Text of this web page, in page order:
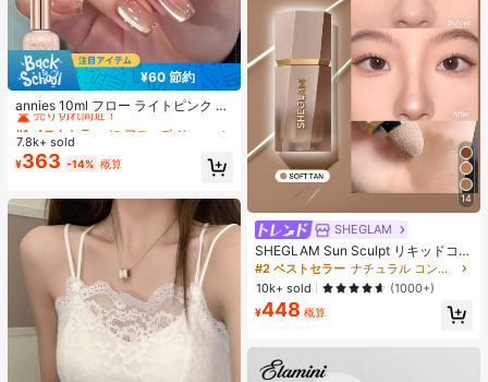
¥60 節約
annies 10ml フロー ライトピンク キ
ャットアイ ジェルネイルポリッシュ
ウルトラシャイン UVジェル ミラー
グラス キャットマグネットジェル ワ
ニス ネイルサプライ
#1 ベストセラー
に アニーズ ジェルネイルポリッシュ
売り切れ間近！
#1 ベストセラー
売り切れ間近！
#1 ベストセラー
売り切れ間近！
#1 ベストセラー
に アニーズ ジェルネイルポリッシュ
7.8k+ sold
¥363 -14% 概算
14
SHEGLAM
SHEGLAM Sun Sculpt リキッドコン
ター-Soft Tan ノーズシャドウ シェ
ーディング 女性と女の子のためのブ
ランドビューティーコスメメイクア
ップ
#2 ベストセラー
ナチュラル コントゥア＆ブロンザー
10k+ sold
(1000+)
¥448 概算